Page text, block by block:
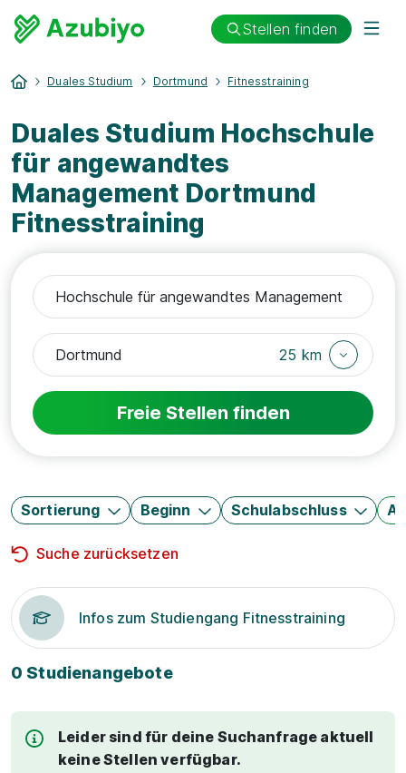
Stellen finden
Duales Studium Dortmund Fitnesstraining
Duales Studium Hochschule
für angewandtes
Management Dortmund
Fitnesstraining
25 km
Freie Stellen finden
Sortierung Beginn Schulabschluss
Suche zurücksetzen
Infos zum Studiengang Fitnesstraining
0 Studienangebote
Leider sind für deine Suchanfrage aktuell
keine Stellen verfügbar.